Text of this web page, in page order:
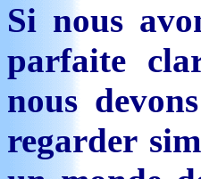
Si nous
parfaite
nous
regarder